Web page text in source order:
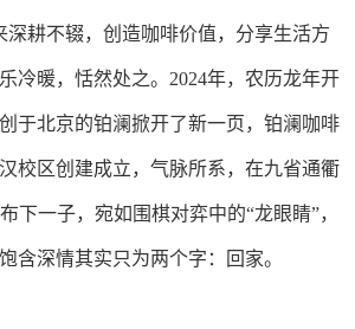
深耕不辍，创造咖啡价值，分享生活方
冷暖，恬然处之。2024年，农历龙年开
于北京的铂澜掀开了新一页，铂澜咖啡
校区创建成立，气脉所系，在九省通衢
下一子，宛如围棋对弈中的“龙眼睛”，
饱含深情其实只为两个字：回家。